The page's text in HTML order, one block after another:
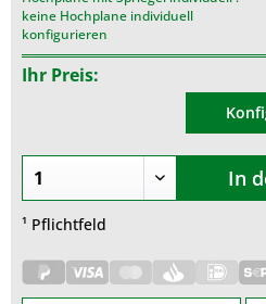
keine Hochplane individuell
konfigurieren
Ihr Preis:
In
¹ Pflichtfeld